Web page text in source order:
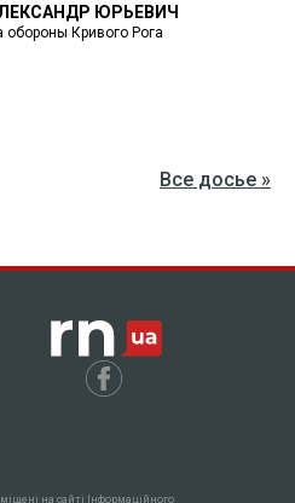
ЮРЬЕВИЧ
обороны Кривого Рога
Все досье »
на сайті Інформаційного